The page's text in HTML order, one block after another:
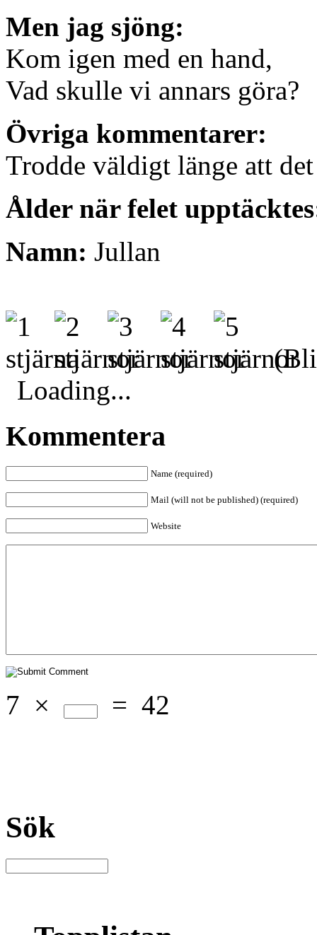
Men jag sjöng:
Kom igen med en hand,
Vad skulle vi annars göra?
Övriga kommentarer:
Trodde väldigt länge att
Ålder när felet
Namn: Jullan
(Bli
Loading...
Kommentera
Name (required)
Mail (will not be published) (required)
Website
7 × = 42
Sök